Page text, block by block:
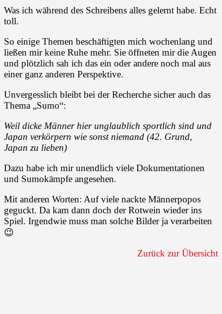
Was ich während des Schreibens alles gelernt habe. Echt
toll.
So einige Themen beschäftigten mich wochenlang und
ließen mir keine Ruhe mehr. Sie öffneten mir die Augen
und plötzlich sah ich das ein oder andere noch mal aus
einer ganz anderen Perspektive.
Unvergesslich bleibt bei der Recherche sicher auch das
Thema „Sumo“:
Weil dicke Männer hier unglaublich sportlich sind und
Japan verkörpern wie sonst niemand (42. Grund,
Japan zu lieben)
Dazu habe ich mir unendlich viele Dokumentationen
und Sumokämpfe angesehen.
Mit anderen Worten: Auf viele nackte Männerpopos
geguckt. Da kam dann doch der Rotwein wieder ins
Spiel. Irgendwie muss man solche Bilder ja verarbeiten
😉
Zurück zur Übersicht